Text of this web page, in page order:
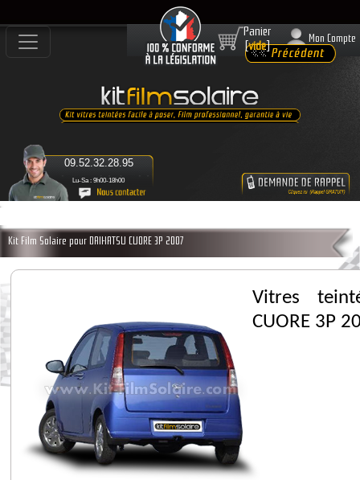
Lu-Sa : 9h00-18h00
09.52.32.28.95
Panier
[vide]
Mon Compte
Kit Film Solaire pour DAIHATSU CUORE 3P 2007
Vitres
CUORE 3P